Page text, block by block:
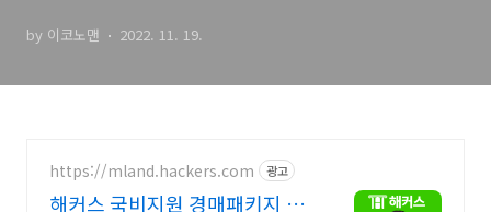
by 이코노맨 2022. 11. 19.
https://mland.hackers.com 광고
해커스 국비지원 경매패키지 내